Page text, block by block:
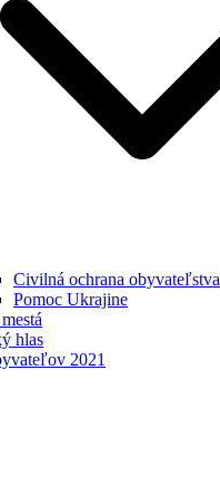
Civilná ochrana obyvateľstva
Pomoc Ukrajine
hlas
2021